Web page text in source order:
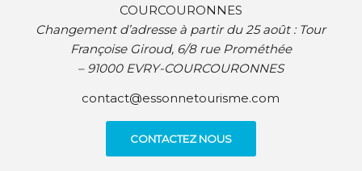
COURCOURONNES
Changement d’adresse à partir du 25 août : Tour
Françoise Giroud, 6/8 rue Prométhée
– 91000 EVRY-COURCOURONNES
contact@essonnetourisme.com
CONTACTEZ NOUS